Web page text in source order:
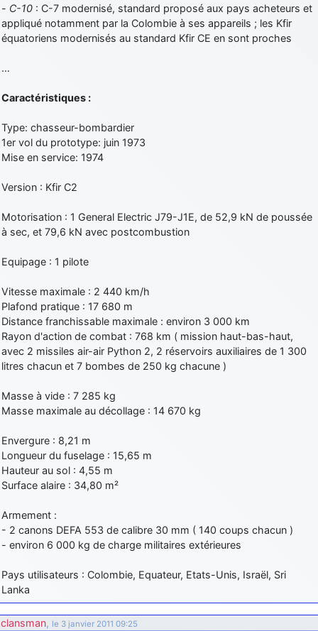
- C-10 : C-7 modernisé, standard proposé aux pays acheteurs et
appliqué notamment par la Colombie à ses appareils ; les Kfir
équatoriens modernisés au standard Kfir CE en sont proches
…
Caractéristiques :
Type: chasseur-bombardier
1er vol du prototype: juin 1973
Mise en service: 1974
Version : Kfir C2
Motorisation : 1 General Electric J79-J1E, de 52,9 kN de poussée
à sec, et 79,6 kN avec postcombustion
Equipage : 1 pilote
Vitesse maximale : 2 440 km/h
Plafond pratique : 17 680 m
Distance franchissable maximale : environ 3 000 km
Rayon d'action de combat : 768 km ( mission haut-bas-haut,
avec 2 missiles air-air Python 2, 2 réservoirs auxiliaires de 1 300
litres chacun et 7 bombes de 250 kg chacune )
Masse à vide : 7 285 kg
Masse maximale au décollage : 14 670 kg
Envergure : 8,21 m
Longueur du fuselage : 15,65 m
Hauteur au sol : 4,55 m
Surface alaire : 34,80 m²
Armement :
- 2 canons DEFA 553 de calibre 30 mm ( 140 coups chacun )
- environ 6 000 kg de charge militaires extérieures
Pays utilisateurs : Colombie, Equateur, Etats-Unis, Israël, Sri
Lanka
clansman, le 3 janvier 2011 09:25